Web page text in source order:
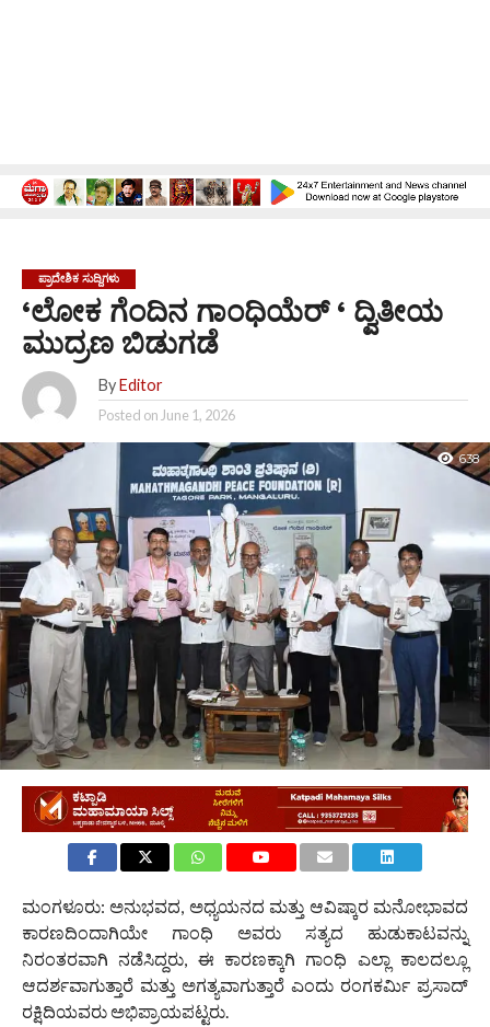
ಪ್ರಾದೇಶಿಕ ಸುದ್ದಿಗಳು
‘ಲೋಕ ಗೆಂದಿನ ಗಾಂಧಿಯೆರ್ ‘ ದ್ವಿತೀಯ
ಮುದ್ರಣ ಬಿಡುಗಡೆ
By Editor
Posted onJune 1, 2026
638
ಮಂಗಳೂರು: ಅನುಭವದ, ಅಧ್ಯಯನದ ಮತ್ತು ಆವಿಷ್ಕಾರ ಮನೋಭಾವದ
ಕಾರಣದಿಂದಾಗಿಯೇ ಗಾಂಧಿ ಅವರು ಸತ್ಯದ ಹುಡುಕಾಟವನ್ನು
ನಿರಂತರವಾಗಿ ನಡೆಸಿದ್ದರು, ಈ ಕಾರಣಕ್ಕಾಗಿ ಗಾಂಧಿ ಎಲ್ಲಾ ಕಾಲದಲ್ಲೂ
ಆದರ್ಶವಾಗುತ್ತಾರೆ ಮತ್ತು ಅಗತ್ಯವಾಗುತ್ತಾರೆ ಎಂದು ರಂಗಕರ್ಮಿ ಪ್ರಸಾದ್
ರಕ್ಷಿದಿಯವರು ಅಭಿಪ್ರಾಯಪಟ್ಟರು.